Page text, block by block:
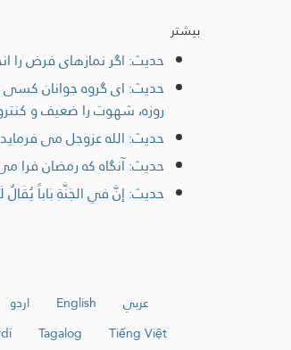
بیشتر
حديث: اگر نمازهای فرض را
حديث: ای گروه جوانان كسی
روزه، شهوت را ضعيف و
حديث: الله عزوجل می
حديث: آنگاه که رمضان
حديث: إنَّ في الجَنَّةِ بَاباً يُقَالُ
عربي English اردو
Tiếng Việt
Tagalog